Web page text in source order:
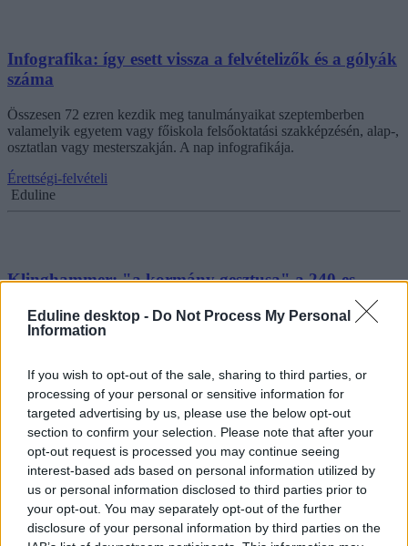
Eduline desktop - Do Not Process My Personal
Information
If you wish to opt-out of the sale, sharing to third parties, or
processing of your personal or sensitive information for
targeted advertising by us, please use the below opt-out
section to confirm your selection. Please note that after your
opt-out request is processed you may continue seeing
interest-based ads based on personal information utilized by
us or personal information disclosed to third parties prior to
your opt-out. You may separately opt-out of the further
disclosure of your personal information by third parties on the
Infografika: így esett vissza a felvételizők és a gólyák
száma
Összesen 72 ezren kezdik meg tanulmányaikat szeptemberben
valamelyik egyetem vagy főiskola felsőoktatási szakképzésén, alap-,
osztatlan vagy mesterszakján. A nap infografikája.
Érettségi-felvételi
Eduline
Klinghammer: "a kormány gesztusa" a 240-es
Klinghammer István szerint a kormány gesztust gyakorolt azzal,
Érettségi-felvételi
MTI
Minden tudnivaló a felsőoktatási szakképzésekről:
10 kérdés és válasz
Augusztus 12-ig jelentkezhettek a 2013-as pótfelvételire: az alap-,